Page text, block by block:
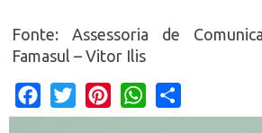
Fonte: Assessoria de
Famasul – Vitor Ilis
Facebook
Twitter PinterestWhatsApp